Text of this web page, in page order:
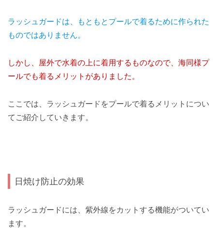
ラッシュガードは、もともとプールで着るために作られた
ものではありません。
しかし、屋外で水着の上に着用するものなので、海同様プ
ールでも着るメリットがありました。
ここでは、ラッシュガードをプールで着るメリットについ
てご紹介していきます。
日焼け防止の効果
ラッシュガードには、紫外線をカットする機能がついてい
ます。